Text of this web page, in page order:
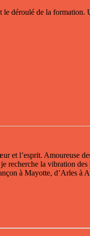
déroulé de la formation.
et l’esprit. Amoureuse
recherche la vibration
à Mayotte, d’Arles à